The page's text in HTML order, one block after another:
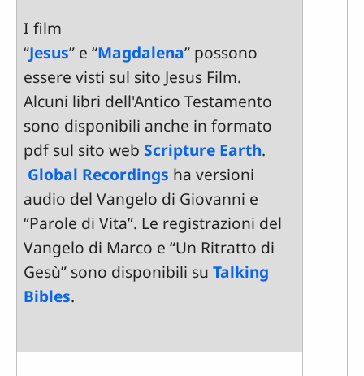
I film
“Jesus” e “Magdalena” possono
essere visti sul sito Jesus Film.
Alcuni libri dell'Antico Testamento
sono disponibili anche in formato
pdf sul sito web Scripture Earth.
Global Recordings ha versioni
audio del Vangelo di Giovanni e
“Parole di Vita”. Le registrazioni del
Vangelo di Marco e “Un Ritratto di
Gesù” sono disponibili su Talking
Bibles.